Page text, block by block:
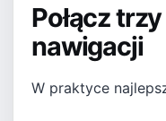
Połącz
nawigacji
W praktyce